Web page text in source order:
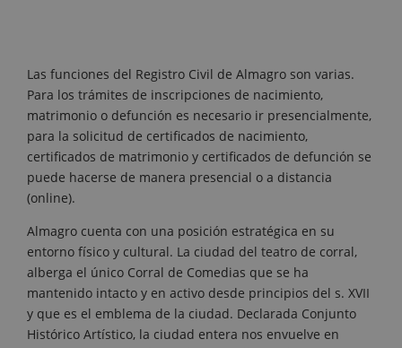
Las funciones del Registro Civil de Almagro son varias.
Para los trámites de inscripciones de nacimiento,
matrimonio o defunción es necesario ir presencialmente,
para la solicitud de certificados de nacimiento,
certificados de matrimonio y certificados de defunción se
puede hacerse de manera presencial o a distancia
(online).
Almagro cuenta con una posición estratégica en su
entorno físico y cultural. La ciudad del teatro de corral,
alberga el único Corral de Comedias que se ha
mantenido intacto y en activo desde principios del s. XVII
y que es el emblema de la ciudad. Declarada Conjunto
Histórico Artístico, la ciudad entera nos envuelve en